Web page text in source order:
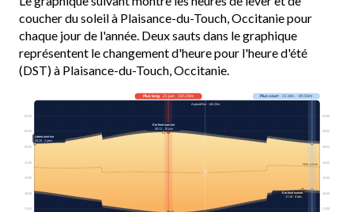
coucher du soleil à Plaisance-du-Touch, Occitanie pour
chaque jour de l'année. Deux sauts dans le graphique
représentent le changement d'heure pour l'heure d'été
(DST) à Plaisance-du-Touch, Occitanie.
Midi solaire
03:00 03:00
06:00 06:00
09:00 09:00
12:00 12:00
15:00 15:00
18:00 18:00
21:00 21:00
Plus long· 21 juin · 15h 29m Plus court· 21 déc. · 8h 59m
Aujourd’hui · 14h 22m
Earliest sunrise
06:11 · 15 juin
Latest sunrise
08:26 · 2 janv.
Earliest sunset
17:19 · 9 déc.